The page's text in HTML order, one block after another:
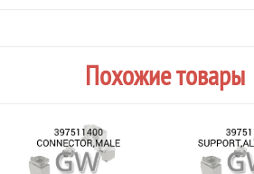
Похожие товары